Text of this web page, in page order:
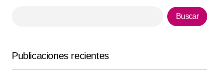
Buscar
Publicaciones recientes